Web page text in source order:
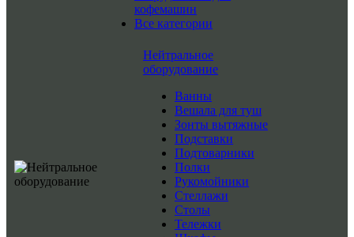
кофемашин
Все категории
Нейтральное
оборудование
Ванны
Вешала для туш
Зонты вытяжные
Подставки
Подтоварники
Полки
Рукомойники
Стеллажи
Столы
Тележки